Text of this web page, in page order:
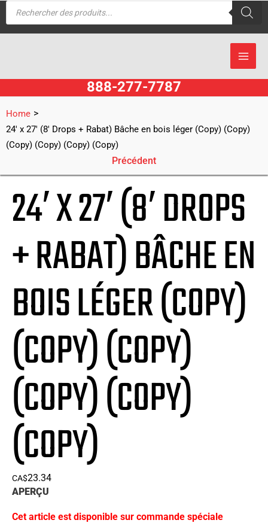
Aller
au
Recherche
888-277-7787
Home >
24′ x 27′ (8′ Drops + Rabat) Bâche en bois léger (Copy) (Copy)
(Copy) (Copy) (Copy) (Copy)
Précédent
24′ X 27′ (8′ DROPS
+ RABAT) BÂCHE EN
BOIS LÉGER (COPY)
(COPY) (COPY)
(COPY) (COPY)
(COPY)
CA$23.34
APERÇU
Cet article est disponible sur commande spéciale